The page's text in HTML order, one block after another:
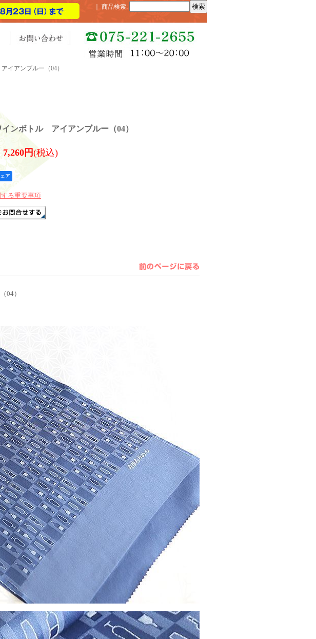
アンブルー（04）
商品検索:
ンボトル アイアンブルー（04）
7,260円(税込)
ア
る重要事項
04）